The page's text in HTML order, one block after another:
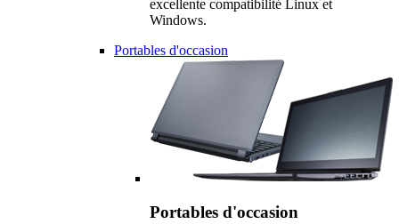
excellente compatibilité Linux et
Windows.
Portables d'occasion
Portables d'occasion